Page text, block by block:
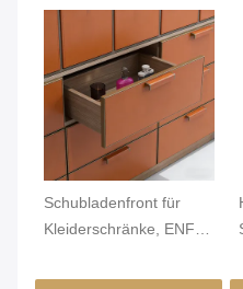
Schubladenfront für
Kleiderschränke, ENF-
mit PVC-Leder